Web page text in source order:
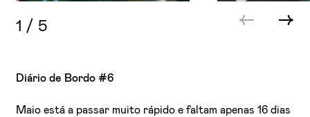
1 / 5
Diário de Bordo #6
Maio está a passar muito rápido e faltam apenas 16 dias